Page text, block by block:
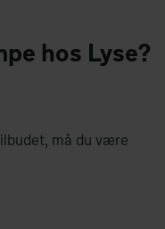
hos Lyse?
må du være